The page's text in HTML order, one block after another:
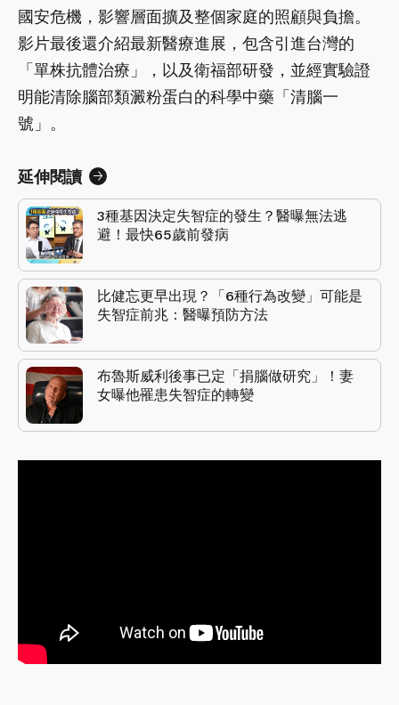
國安危機，影響層面擴及整個家庭的照顧與負擔。
影片最後還介紹最新醫療進展，包含引進台灣的
「單株抗體治療」，以及衛福部研發，並經實驗證
明能清除腦部類澱粉蛋白的科學中藥「清腦一
號」。
延伸閱讀
3種基因決定失智症的發生？醫曝無法逃
避！最快65歲前發病
比健忘更早出現？「6種行為改變」可能是
失智症前兆：醫曝預防方法
布魯斯威利後事已定「捐腦做研究」！妻
女曝他罹患失智症的轉變